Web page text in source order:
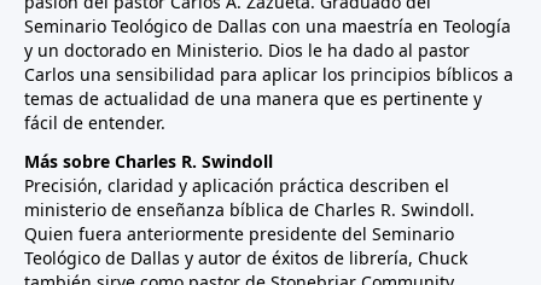
Seminario Teológico de Dallas con una maestría en Teología
y un doctorado en Ministerio. Dios le ha dado al pastor
Carlos una sensibilidad para aplicar los principios bíblicos a
temas de actualidad de una manera que es pertinente y
fácil de entender.
Más sobre Charles R. Swindoll
Precisión, claridad y aplicación práctica describen el
ministerio de enseñanza bíblica de Charles R. Swindoll.
Quien fuera anteriormente presidente del Seminario
Teológico de Dallas y autor de éxitos de librería, Chuck